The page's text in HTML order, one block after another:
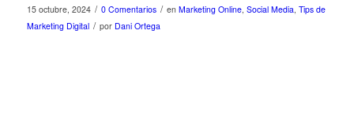
15 octubre, 2024 / 0 Comentarios / en Marketing Online, Social Media, Tips de
Marketing Digital / por Dani Ortega